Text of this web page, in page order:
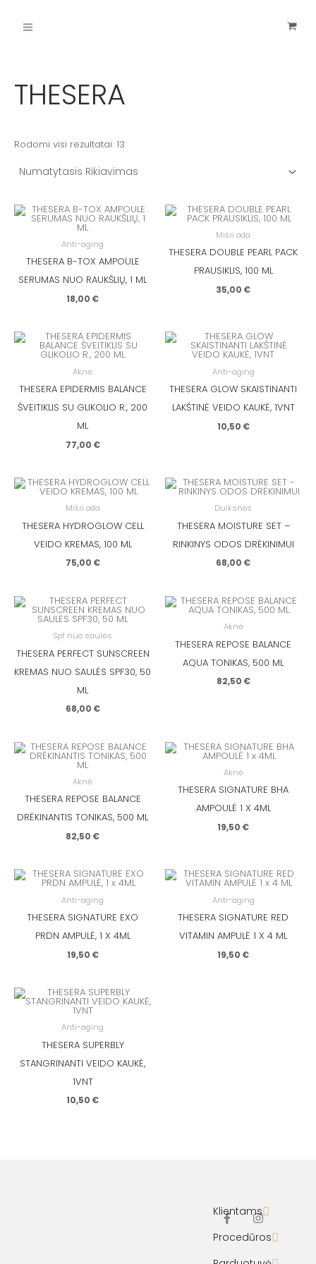
turinio
Menu
THESERA
Rodomi visi rezultatai: 13
Anti-aging
THESERA B-TOX AMPOULE
SERUMAS NUO RAUKŠLIŲ, 1 ML
18,00 €
Mišri oda
THESERA DOUBLE PEARL PACK
PRAUSIKLIS, 100 ML
35,00 €
Aknė
THESERA EPIDERMIS BALANCE
ŠVEITIKLIS SU GLIKOLIO R., 200
ML
77,00 €
Anti-aging
THESERA GLOW SKAISTINANTI
LAKŠTINĖ VEIDO KAUKĖ, 1VNT
10,50 €
Mišri oda
THESERA HYDROGLOW CELL
VEIDO KREMAS, 100 ML
75,00 €
Dulksnos
THESERA MOISTURE SET –
RINKINYS ODOS DRĖKINIMUI
68,00 €
Spf nuo saulės
THESERA PERFECT SUNSCREEN
KREMAS NUO SAULĖS SPF30, 50
ML
68,00 €
Aknė
THESERA REPOSE BALANCE
AQUA TONIKAS, 500 ML
82,50 €
Aknė
THESERA REPOSE BALANCE
DRĖKINANTIS TONIKAS, 500 ML
82,50 €
Aknė
THESERA SIGNATURE BHA
AMPOULĖ 1 X 4ML
19,50 €
Anti-aging
THESERA SIGNATURE EXO
PRDN AMPULĖ, 1 X 4ML
19,50 €
Anti-aging
THESERA SIGNATURE RED
VITAMIN AMPULĖ 1 X 4 ML
19,50 €
Anti-aging
THESERA SUPERBLY
STANGRINANTI VEIDO KAUKĖ,
1VNT
10,50 €
F
a
I
n
Klientams
Procedūros